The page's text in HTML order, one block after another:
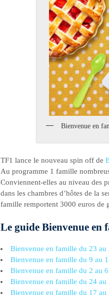
Bienvenue en
TF1 lance le nouveau spin off de
Au programme 1 famille
Conviennent-elles au niveau des
dans les chambres d’hôtes de la
famille remportent 3000 euros de
Le guide Bienvenue en
Bienvenue en famille du 23
Bienvenue en famille du 9 au
Bienvenue en famille du 2 au
Bienvenue en famille du 24
Bienvenue en famille du 17